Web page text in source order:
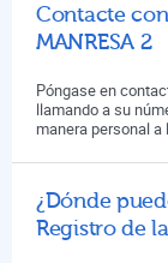
Contacte
MANRESA 2
Póngase en
llamando a su
manera personal
¿Dónde
Registro de